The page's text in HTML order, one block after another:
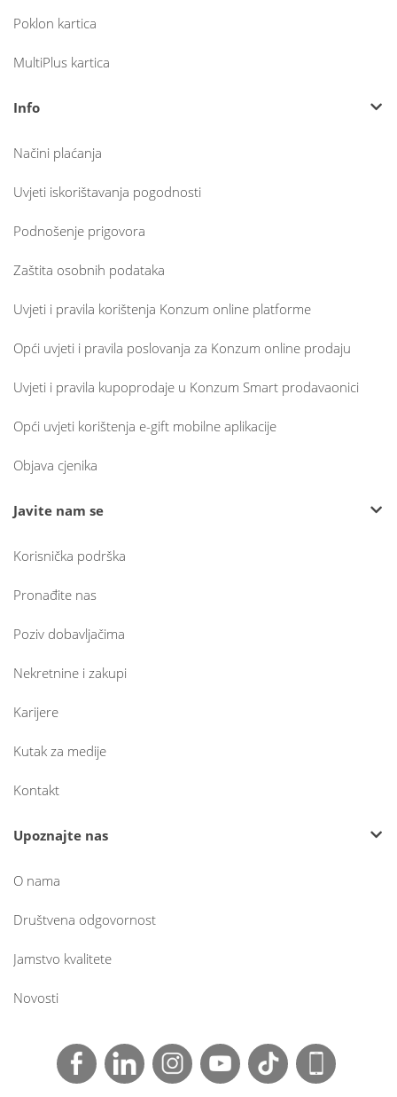
Poklon kartica
MultiPlus kartica
Info
Načini plaćanja
Uvjeti iskorištavanja pogodnosti
Podnošenje prigovora
Zaštita osobnih podataka
Uvjeti i pravila korištenja Konzum online platforme
Opći uvjeti i pravila poslovanja za Konzum online prodaju
Uvjeti i pravila kupoprodaje u Konzum Smart prodavaonici
Opći uvjeti korištenja e-gift mobilne aplikacije
Objava cjenika
Javite nam se
Korisnička podrška
Pronađite nas
Poziv dobavljačima
Nekretnine i zakupi
Karijere
Kutak za medije
Kontakt
Upoznajte nas
O nama
Društvena odgovornost
Jamstvo kvalitete
Novosti